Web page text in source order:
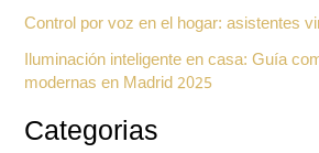
Control por voz en el hogar: asistentes
Iluminación inteligente en casa: Guía
modernas en Madrid 2025
Categorias